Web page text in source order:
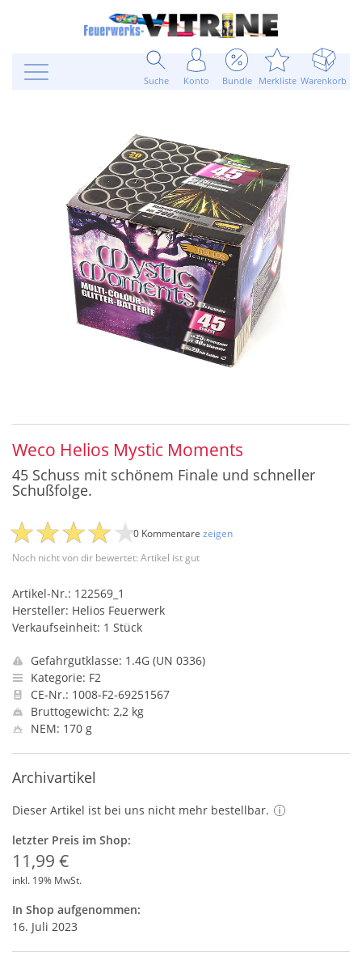
Suche Konto Bundle Merkliste Warenkorb
Weco Helios Mystic Moments
45 Schuss mit schönem Finale und schneller
Schußfolge.
Noch nicht von dir bewertet: Artikel ist gut
0 Kommentare zeigen
Artikel-Nr.: 122569_1
Hersteller: Helios Feuerwerk
Verkaufseinheit: 1 Stück
Gefahrgutklasse: 1.4G (UN 0336)
Kategorie: F2
CE-Nr.: 1008-F2-69251567
Bruttogewicht: 2,2 kg
NEM: 170 g
Archivartikel
Dieser Artikel ist bei uns nicht mehr bestellbar.
letzter Preis im Shop:
11,99 €
inkl. 19% MwSt.
In Shop aufgenommen:
16. Juli 2023